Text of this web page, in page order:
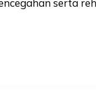
serta